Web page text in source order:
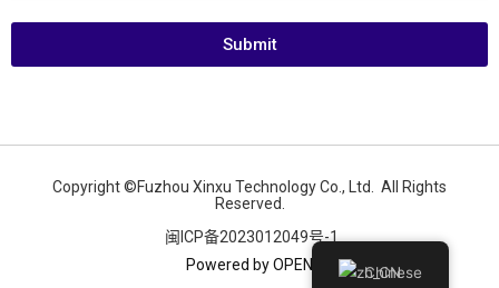
Submit
Copyright ©Fuzhou Xinxu Technology Co., Ltd. All Rights
Reserved.
闽ICP备2023012049号-1
Powered by OPEN
Chinese